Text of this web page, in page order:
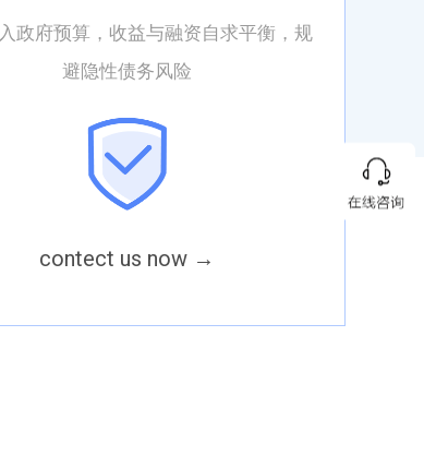
政府预算，收益与融资自求平衡，规
避隐性债务风险
contect us now →